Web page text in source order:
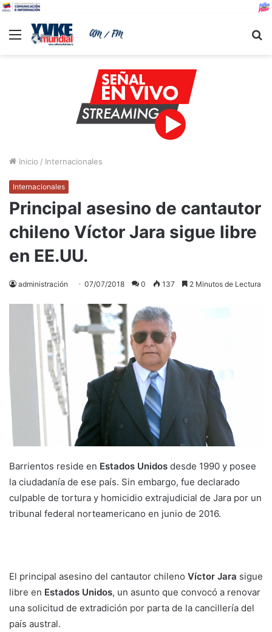
Menu
Inicio / Internacionales
Internacionales
Principal asesino de cantautor
chileno Víctor Jara sigue libre
en EE.UU.
administración 07/07/2018 0 137 2 Minutos de Lectura
Barrientos reside en Estados Unidos desde 1990 y posee
la ciudadanía de ese país. Sin embargo, fue declarado
culpable de tortura y homicidio extrajudicial de Jara por un
tribunal federal norteamericano en junio de 2016.
El principal asesino del cantautor chileno Víctor Jara sigue
libre en Estados Unidos, un asunto que convocó a renovar
una solicitud de extradición por parta de la cancillería del
país austral.